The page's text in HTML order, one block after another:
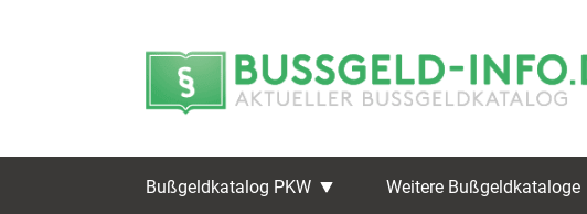
Bußgeldkatalog PKW Weitere Bußgeldkataloge